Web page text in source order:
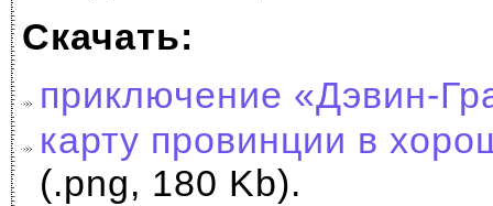
Скачать:
приключение «Дэвин-
карту провинции в
(.png, 180 Kb).